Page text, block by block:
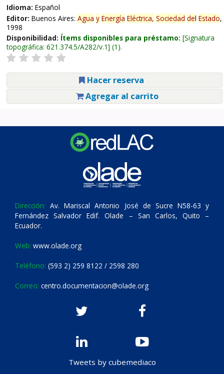
Idioma: Español
Editor: Buenos Aires: Agua y Energía Eléctrica, Sociedad del Estado,
1998
Disponibilidad: Ítems disponibles para préstamo: Signatura
topográfica: 621.374.5/A282/v.1 (1).
Hacer reserva
Agregar al carrito
Dirección: Av. Mariscal Antonio José de Sucre N58-63 y
Fernández Salvador Edif. Olade – San Carlos, Quito –
Ecuador.
Web: www.olade.org
Teléfono: (593 2) 259 8122 / 2598 280
Correo: centro.documentacion@olade.org
Tweets by cubemediaco